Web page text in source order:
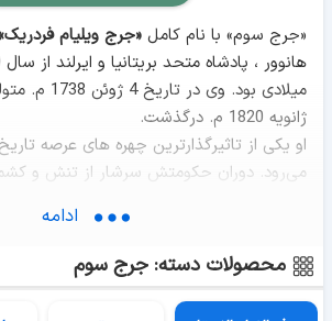
«جرج سوم» با نام کامل «جرج ویلیام
ژانویه 1820 م. درگذشت.
او یکی از تاثیرگذارترین چهره ‌های عرصه‌
می‌رود. دوران حکومتش سرشار از تنش و
فرانسه و جنگ های ناپلئون بود. در زمان
مستعمرات خود را از دست داد، که مهمترین
آمریکای شمالی بود.
ادامه
محصولات دسته: جرج سوم